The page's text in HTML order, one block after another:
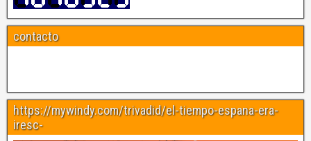
contacto
https://mywindy.com/trivadid/el-tiempo-espana-era-
iresc-